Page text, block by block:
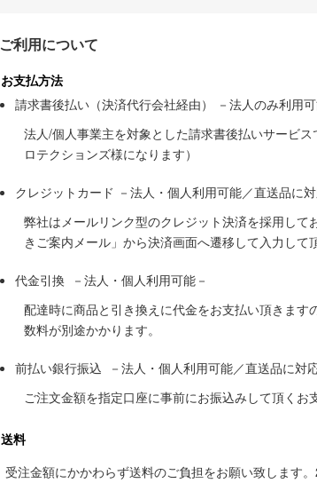
ご利用について
お支払方法
請求書後払い（決済代行会社経由） －法人のみ利用
法人/個人事業主を対象とした請求書後払いサービ
ロテクションズ様になります）
クレジットカード －法人・個人利用可能／直送品に
弊社はメールリンク型のクレジット決済を採用し
きご案内メール」から決済画面へ遷移して入力して
代金引換 －法人・個人利用可能－
配達時に商品と引き換えに代金をお支払い頂きま
数料が別途かかります。
前払い銀行振込 －法人・個人利用可能／直送品に対
ご注文金額を指定口座に事前にお振込みして頂くお
送料
受注金額にかかわらず送料のご負担をお願い致します